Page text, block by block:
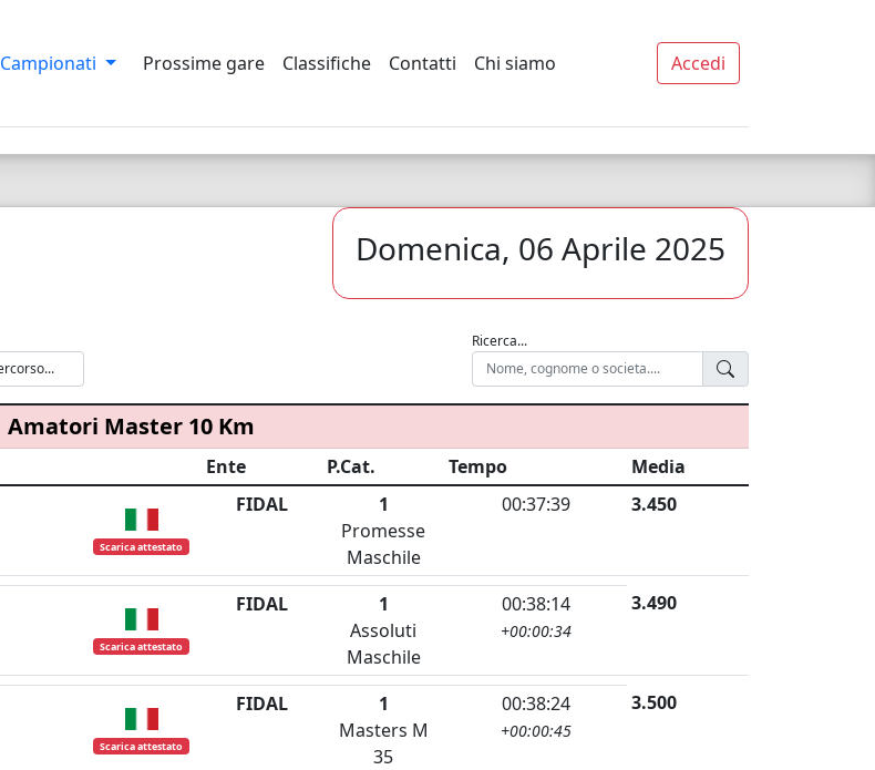
Campionati Prossime gare Classifiche Contatti Chi siamo Accedi
Domenica, 06 Aprile 2025
Ricerca...
Amatori Master 10 Km
Ente P.Cat. Tempo
Media
Scarica attestato
FIDAL
1
Promesse
Maschile
00:37:39 3.450
Scarica attestato
FIDAL
1
Assoluti
Maschile
00:38:14
+00:00:34
3.490
Scarica attestato
FIDAL
1
Masters M
35
00:38:24
+00:00:45
3.500